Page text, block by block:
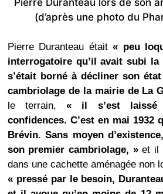
(d’après une photo du
Pierre Duranteau était« peu
interrogatoire qu’il avait subi
s’était borné à décliner son
cambriolage de la mairie de La
le terrain,« il s’est laissé
confidences. C’est en mai 1932
Brévin. Sans moyen
son premier cambriolage, »et il
dans une cachette aménagée non
« pressé par le besoin,